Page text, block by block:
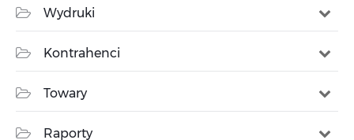
Wydruki
Kontrahenci
Towary
Raporty